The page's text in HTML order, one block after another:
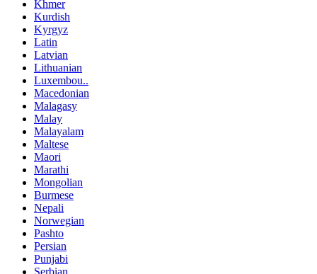
Khmer
Kurdish
Kyrgyz
Latin
Latvian
Lithuanian
Luxembou..
Macedonian
Malagasy
Malay
Malayalam
Maltese
Maori
Marathi
Mongolian
Burmese
Nepali
Norwegian
Pashto
Persian
Punjabi
Serbian